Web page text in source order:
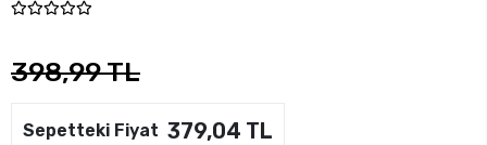
398,99 TL
Sepetteki Fiyat 379,04 TL